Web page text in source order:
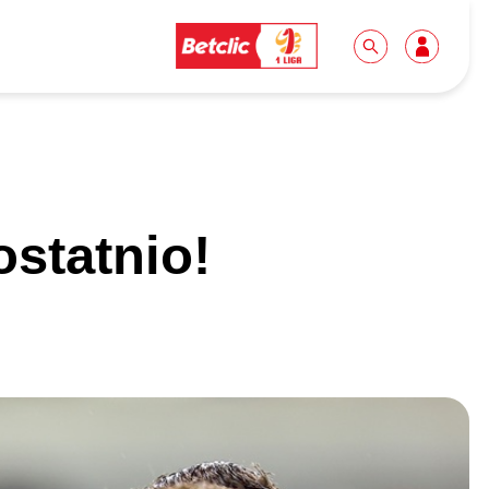
Biuro prasowe
Do pobrania
Idę pierwszy raz!
Wycieczki